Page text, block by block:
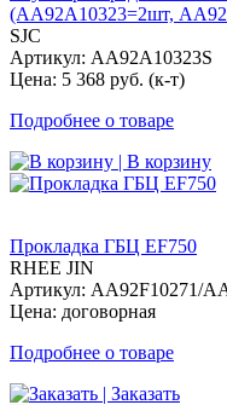
(AA92A10323=2шт,
SJC
Артикул: AA92A10323S
Цена: 5 368 руб. (к-т)
Подробнее о товаре
| В корзину
Прокладка ГБЦ EF750
RHEE JIN
Артикул: AA92F10271/
Цена: договорная
Подробнее о товаре
| Заказать